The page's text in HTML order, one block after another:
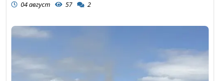
04 август 57 2